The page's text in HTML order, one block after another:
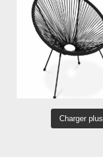
Charger plus